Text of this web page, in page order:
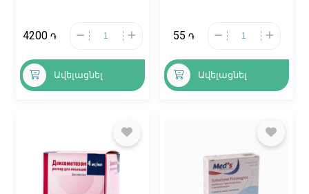
4200 ֏
Ավելացնել
55 ֏
Ավելացնել